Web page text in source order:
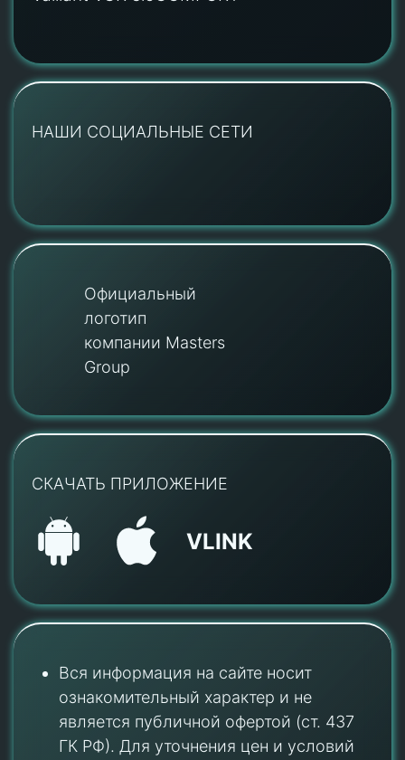
НАШИ СОЦИАЛЬНЫЕ СЕТИ
Официальный
логотип
компании Masters
Group
СКАЧАТЬ ПРИЛОЖЕНИЕ
VLINK
Вся информация на сайте носит
ознакомительный характер и не
является публичной офертой (ст. 437
ГК РФ). Для уточнения цен и условий